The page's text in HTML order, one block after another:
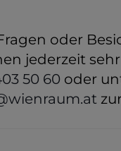
oder
jederzeit
50 60 oder